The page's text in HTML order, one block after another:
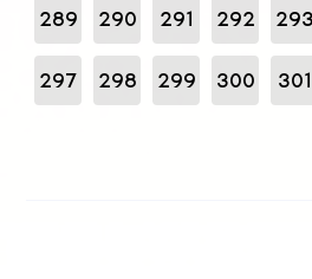
289 290 291 292 293
297 298 299 300 301